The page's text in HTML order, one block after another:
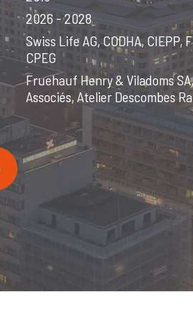
2026 - 2028
Swiss Life AG, CODHA, CIEPP,
CPEG
Fruehauf Henry & Viladoms
Associés, Atelier Descombes